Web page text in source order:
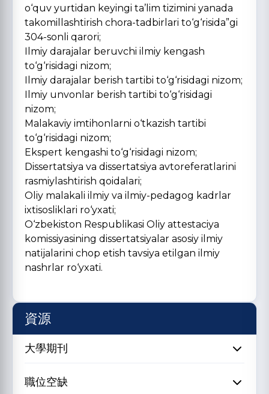
o‘quv yurtidan keyingi ta’lim tizimini yanada
takomillashtirish chora-tadbirlari to‘g‘risida”gi
304-sonli qarori;
Ilmiy darajalar beruvchi ilmiy kengash
to‘g‘risidagi nizom;
Ilmiy darajalar berish tartibi to‘g‘risidagi nizom;
Ilmiy unvonlar berish tartibi to‘g‘risidagi
nizom;
Malakaviy imtihonlarni o‘tkazish tartibi
to‘g‘risidagi nizom;
Ekspert kengashi to‘g‘risidagi nizom;
Dissertatsiya va dissertatsiya avtoreferatlarini
rasmiylashtirish qoidalari;
Oliy malakali ilmiy va ilmiy-pedagog kadrlar
ixtisosliklari ro‘yxati;
O‘zbekiston Respublikasi Oliy attestaciya
komissiyasining dissertatsiyalar asosiy ilmiy
natijalarini chop etish tavsiya etilgan ilmiy
nashrlar ro‘yxati.
資源
大學期刊
職位空缺